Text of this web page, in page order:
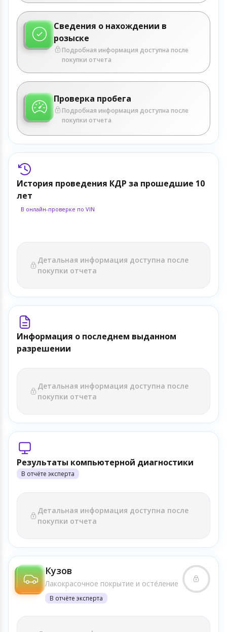
Сведения о нахождении в
розыске
Подробная информация доступна после
покупки отчета
Проверка пробега
Подробная информация доступна после
покупки отчета
История проведения КДР за прошедшие 10
лет
В онлайн-проверке по VIN
Детальная информация доступна после
покупки отчета
Информация о последнем выданном
разрешении
Детальная информация доступна после
покупки отчета
Результаты компьютерной диагностики
В отчёте эксперта
Детальная информация доступна после
покупки отчета
Кузов
Лакокрасочное покрытие и осте́ление
В отчёте эксперта